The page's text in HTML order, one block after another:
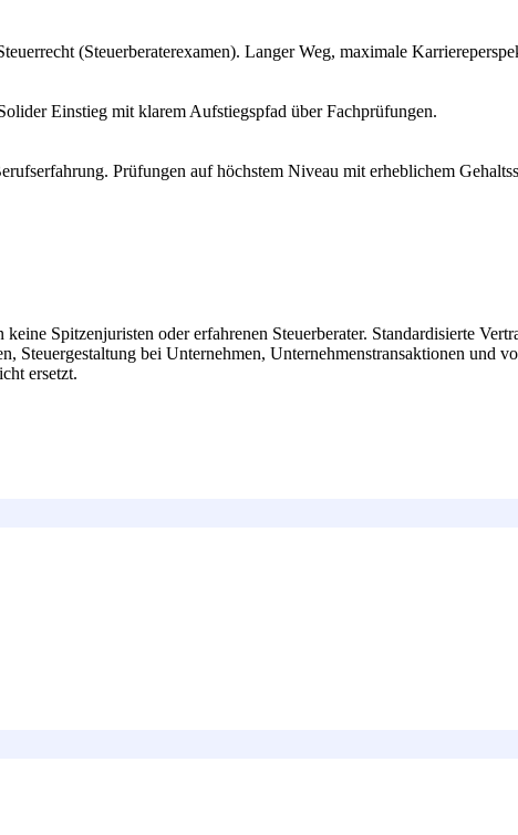
(Steuerberaterexamen). Langer Weg, maximale
Einstieg mit klarem Aufstiegspfad über Fachprüfungen.
Prüfungen auf höchstem Niveau mit erheblichem
Spitzenjuristen oder erfahrenen Steuerberater. Standardisierte
Steuergestaltung bei Unternehmen, Unternehmenstransaktionen und
ersetzt.